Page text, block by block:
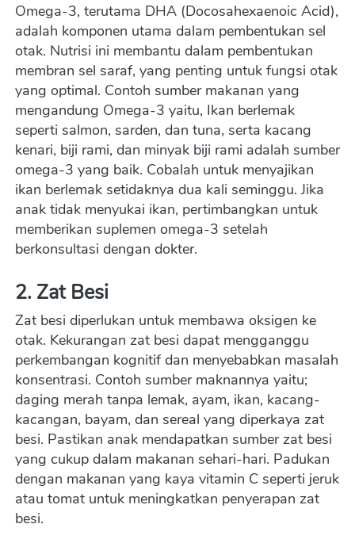
Omega-3, terutama DHA (Docosahexaenoic Acid),
adalah komponen utama dalam pembentukan sel
otak. Nutrisi ini membantu dalam pembentukan
membran sel saraf, yang penting untuk fungsi otak
yang optimal. Contoh sumber makanan yang
mengandung Omega-3 yaitu, Ikan berlemak
seperti salmon, sarden, dan tuna, serta kacang
kenari, biji rami, dan minyak biji rami adalah sumber
omega-3 yang baik. Cobalah untuk menyajikan
ikan berlemak setidaknya dua kali seminggu. Jika
anak tidak menyukai ikan, pertimbangkan untuk
memberikan suplemen omega-3 setelah
berkonsultasi dengan dokter.
2. Zat Besi
Zat besi diperlukan untuk membawa oksigen ke
otak. Kekurangan zat besi dapat mengganggu
perkembangan kognitif dan menyebabkan masalah
konsentrasi. Contoh sumber maknannya yaitu;
daging merah tanpa lemak, ayam, ikan, kacang-
kacangan, bayam, dan sereal yang diperkaya zat
besi. Pastikan anak mendapatkan sumber zat besi
yang cukup dalam makanan sehari-hari. Padukan
dengan makanan yang kaya vitamin C seperti jeruk
atau tomat untuk meningkatkan penyerapan zat
besi.